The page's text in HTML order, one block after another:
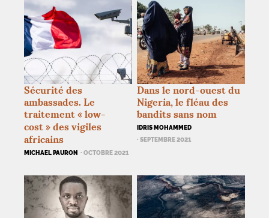
Sécurité des
ambassades. Le
traitement « low-
cost » des vigiles
africains
MICHAEL PAURON · OCTOBRE 2021
Dans le nord-ouest du
Nigeria, le fléau des
bandits sans nom
IDRIS MOHAMMED
· SEPTEMBRE 2021